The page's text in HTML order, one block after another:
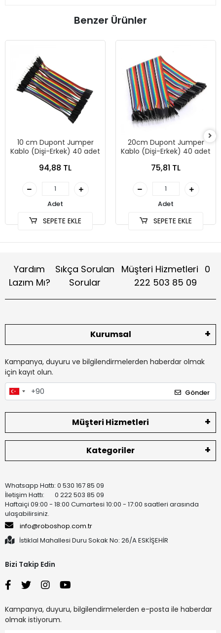
Benzer Ürünler
10 cm Dupont Jumper
Kablo (Dişi-Erkek) 40 adet
94,88 TL
Adet
SEPETE EKLE
20cm Dupont Jumper
Kablo (Dişi-Erkek) 40 adet
75,81 TL
Adet
SEPETE EKLE
Yardım
Lazım Mı?
Sıkça Sorulan
Sorular
Müşteri Hizmetleri 0
222 503 85 09
Kurumsal
Kampanya, duyuru ve bilgilendirmelerden haberdar olmak
için kayıt olun.
Gönder
Müşteri Hizmetleri
Kategoriler
Whatsapp Hattı: 0 530 167 85 09
İletişim Hattı: 0 222 503 85 09
Haftaiçi 09:00 - 18:00 Cumartesi 10:00 - 17:00 saatleri arasında
ulaşabilirsiniz.
info@roboshop.com.tr
İstiklal Mahallesi Duru Sokak No: 26/A ESKİŞEHİR
Bizi Takip Edin
Kampanya, duyuru, bilgilendirmelerden e-posta ile haberdar
olmak istiyorum.